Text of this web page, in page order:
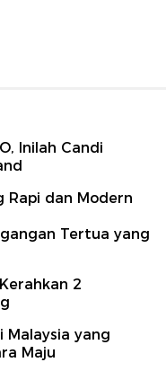
Inilah Candi
Rapi dan Modern
Tertua yang
2
Malaysia yang
Maju